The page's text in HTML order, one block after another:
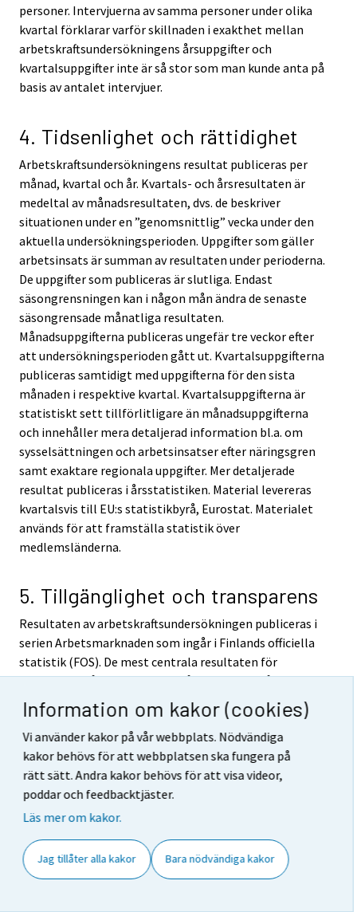
Information om kakor (cookies)
Vi använder kakor på vår webbplats. Nödvändiga
kakor behövs för att webbplatsen ska fungera på
rätt sätt. Andra kakor behövs för att visa videor,
poddar och feedbacktjäster.
Läs mer om kakor.
Jag tillåter alla kakor Bara nödvändiga kakor
personer. Intervjuerna av samma personer under olika
kvartal förklarar varför skillnaden i exakthet mellan
arbetskraftsundersökningens årsuppgifter och
kvartalsuppgifter inte är så stor som man kunde anta på
basis av antalet intervjuer.
4. Tidsenlighet och rättidighet
Arbetskraftsundersökningens resultat publiceras per
månad, kvartal och år. Kvartals- och årsresultaten är
medeltal av månadsresultaten, dvs. de beskriver
situationen under en ”genomsnittlig” vecka under den
aktuella undersökningsperioden. Uppgifter som gäller
arbetsinsats är summan av resultaten under perioderna.
De uppgifter som publiceras är slutliga. Endast
säsongrensningen kan i någon mån ändra de senaste
säsongrensade månatliga resultaten.
Månadsuppgifterna publiceras ungefär tre veckor efter
att undersökningsperioden gått ut. Kvartalsuppgifterna
publiceras samtidigt med uppgifterna för den sista
månaden i respektive kvartal. Kvartalsuppgifterna är
statistiskt sett tillförlitligare än månadsuppgifterna
och innehåller mera detaljerad information bl.a. om
sysselsättningen och arbetsinsatser efter näringsgren
samt exaktare regionala uppgifter. Mer detaljerade
resultat publiceras i årsstatistiken. Material levereras
kvartalsvis till EU:s statistikbyrå, Eurostat. Materialet
används för att framställa statistik över
medlemsländerna.
5. Tillgänglighet och transparens
Resultaten av arbetskraftsundersökningen publiceras i
serien Arbetsmarknaden som ingår i Finlands officiella
statistik (FOS). De mest centrala resultaten för
respektive månad, kvartal och år publiceras på
bestämda dagar på internet på
arbetskraftsundersökningens ingångssida
http://tilastokeskus.fi/til/tyti/index_sv.html. Via
länkarna på ingångssidan kommer man bl.a. till
statistikens kvalitetsbeskrivning, begrepp och
definitioner samt arbetskraftsundersökningens
avgiftsfria statistikdatabastabeller (StatFin). Över
avgiftsbelagda tidsseriedatabas ASTIKA. Eurostat
publicerar arbetskraftsundersökningens kvartals- och